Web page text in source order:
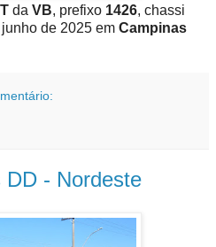
da VB, prefixo 1426, chassi
de 2025 em Campinas
DD - Nordeste